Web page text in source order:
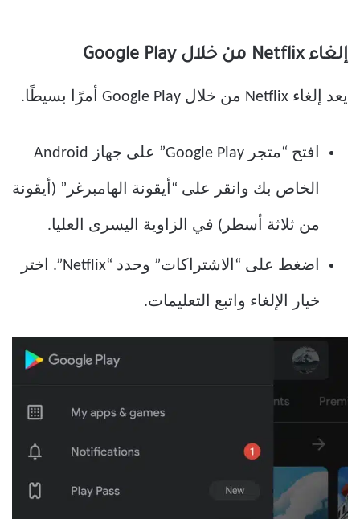
إلغاء Netflix من خلال Google Play
يعد إلغاء Netflix من خلال Google Play أمرًا بسيطًا.
افتح “متجر Google Play” على جهاز Android
الخاص بك وانقر على “أيقونة الهامبرغر” (أيقونة
من ثلاثة أسطر) في الزاوية اليسرى العليا.
اضغط على “الاشتراكات” وحدد “Netflix”. اختر
خيار الإلغاء واتبع التعليمات.